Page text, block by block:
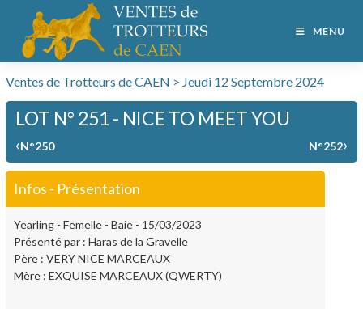
MENU
Ventes de Trotteurs de CAEN > Jeudi 12 Septembre 2024
LOT N° 251 - NICE TO MEET YOU
‹N°250 N°252›
Infos - Présentation
Yearling - Femelle - Baie - 15/03/2023
Présenté par : Haras de la Gravelle
Père : VERY NICE MARCEAUX
Mère : EXQUISE MARCEAUX (QWERTY)